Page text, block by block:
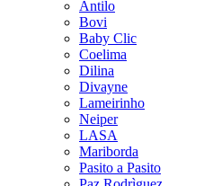
Antilo
Bovi
Baby Clic
Coelima
Dilina
Divayne
Lameirinho
Neiper
LASA
Mariborda
Pasito a Pasito